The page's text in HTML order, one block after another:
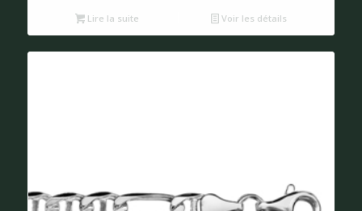
Lire la suite Voir les détails